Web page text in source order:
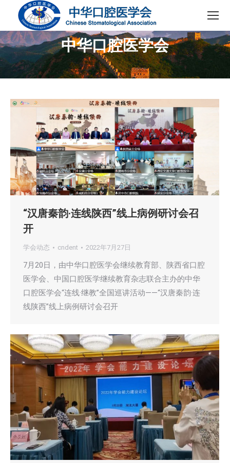
中华口腔医学会
您在这里：
“汉唐秦韵·连线陕西”线上病例研讨会召
开
学会动态 cndent 2022年7月27日
7月20日，由中华口腔医学会继续教育部、陕西省口腔
医学会、中国口腔医学继续教育杂志联合主办的中华
口腔医学会“连线·继教”全国巡讲活动——“汉唐秦韵·连
线陕西”线上病例研讨会召开